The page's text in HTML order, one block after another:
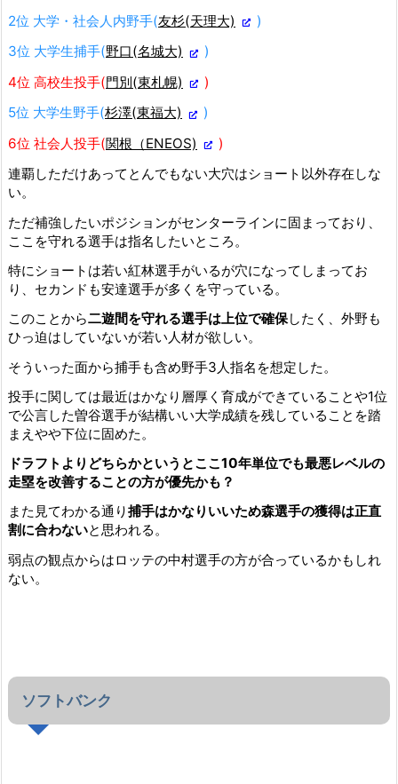
2位 大学・社会人内野手(友杉(天理大)
)
3位 大学生捕手(野口(名城大)
)
4位 高校生投手(門別(東札幌)
)
5位 大学生野手(杉澤(東福大)
)
6位 社会人投手(関根（ENEOS)
)
連覇しただけあってとんでもない大穴はショート以外存在しな
い。
ただ補強したいポジションがセンターラインに固まっており、
ここを守れる選手は指名したいところ。
特にショートは若い紅林選手がいるが穴になってしまってお
り、セカンドも安達選手が多くを守っている。
このことから二遊間を守れる選手は上位で確保したく、外野も
ひっ迫はしていないが若い人材が欲しい。
そういった面から捕手も含め野手3人指名を想定した。
投手に関しては最近はかなり層厚く育成ができていることや1位
で公言した曽谷選手が結構いい大学成績を残していることを踏
まえやや下位に固めた。
ドラフトよりどちらかというとここ10年単位でも最悪レベルの
走塁を改善することの方が優先かも？
また見てわかる通り捕手はかなりいいため森選手の獲得は正直
割に合わないと思われる。
弱点の観点からはロッテの中村選手の方が合っているかもしれ
ない。
ソフトバンク